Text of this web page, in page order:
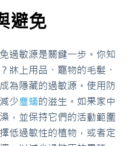
避免
過敏源是關鍵一步。你知
牀上用品、寵物的毛髮、
為隱藏的過敏源。使用防
少塵蟎的滋生。如果家中
，並保持它們的活動範圍
低過敏性的植物，或者定